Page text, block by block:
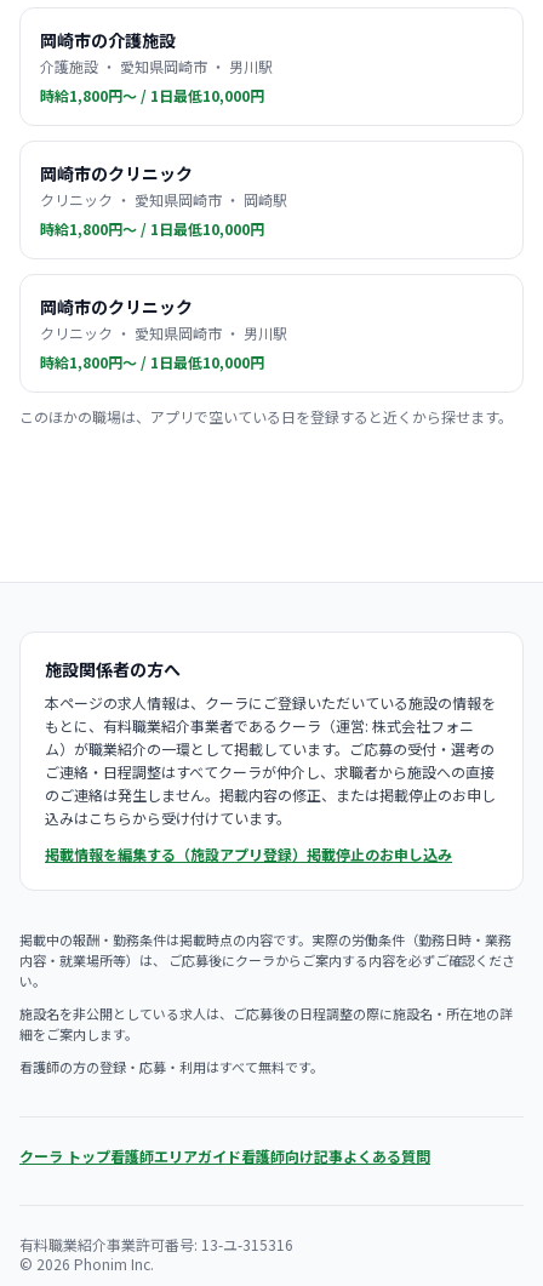
岡崎市の介護施設
介護施設 ・ 愛知県岡崎市 ・ 男川駅
時給1,800円〜 / 1日最低10,000円
岡崎市のクリニック
クリニック ・ 愛知県岡崎市 ・ 岡崎駅
時給1,800円〜 / 1日最低10,000円
岡崎市のクリニック
クリニック ・ 愛知県岡崎市 ・ 男川駅
時給1,800円〜 / 1日最低10,000円
このほかの職場は、アプリで空いている日を登録すると近くから探せます。
施設関係者の方へ
本ページの求人情報は、クーラにご登録いただいている施設の情報を
もとに、有料職業紹介事業者であるクーラ（運営: 株式会社フォニ
ム）が職業紹介の一環として掲載しています。ご応募の受付・選考の
ご連絡・日程調整はすべてクーラが仲介し、求職者から施設への直接
のご連絡は発生しません。掲載内容の修正、または掲載停止のお申し
込みはこちらから受け付けています。
掲載情報を編集する（施設アプリ登録） 掲載停止のお申し込み
掲載中の報酬・勤務条件は掲載時点の内容です。実際の労働条件（勤務日時・業務
内容・就業場所等）は、 ご応募後にクーラからご案内する内容を必ずご確認くださ
い。
施設名を非公開としている求人は、ご応募後の日程調整の際に施設名・所在地の詳
細をご案内します。
看護師の方の登録・応募・利用はすべて無料です。
クーラ トップ看護師エリアガイド看護師向け記事よくある質問
有料職業紹介事業許可番号: 13-ユ-315316
© 2026 Phonim Inc.